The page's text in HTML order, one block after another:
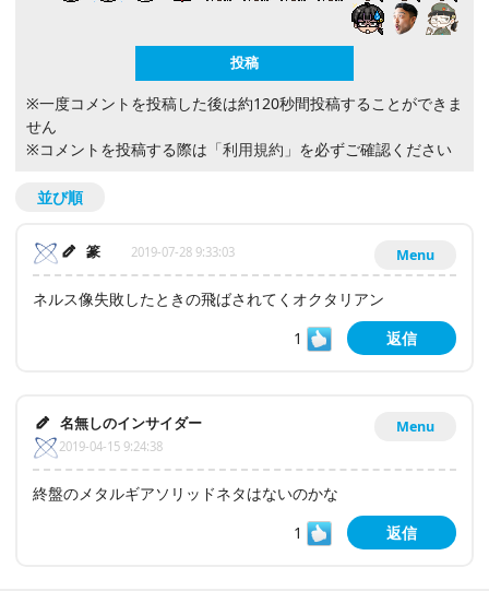
※一度コメントを投稿した後は約120秒間投稿することができま
せん
※コメントを投稿する際は 「利用規約」 を必ずご確認ください
並び順
Menu
篆 2019-07-28 9:33:03
ネルス像失敗したときの飛ばされてくオクタリアン
1
返信
Menu
名無しのインサイダー
2019-04-15 9:24:38
終盤のメタルギアソリッドネタはないのかな
1
返信